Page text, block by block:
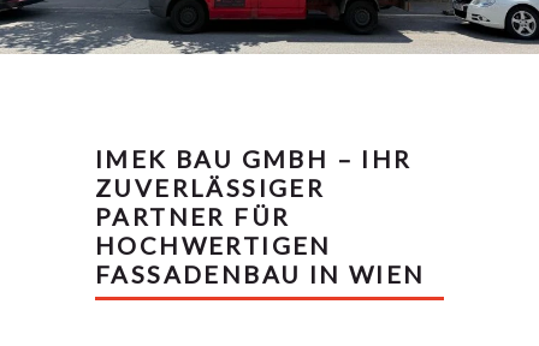
IMEK BAU GMBH – IHR
ZUVERLÄSSIGER
PARTNER FÜR
HOCHWERTIGEN
FASSADENBAU IN WIEN